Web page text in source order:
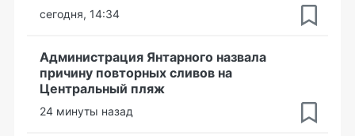
сегодня, 14:34
Администрация Янтарного назвала
причину повторных сливов на
Центральный пляж
24 минуты назад